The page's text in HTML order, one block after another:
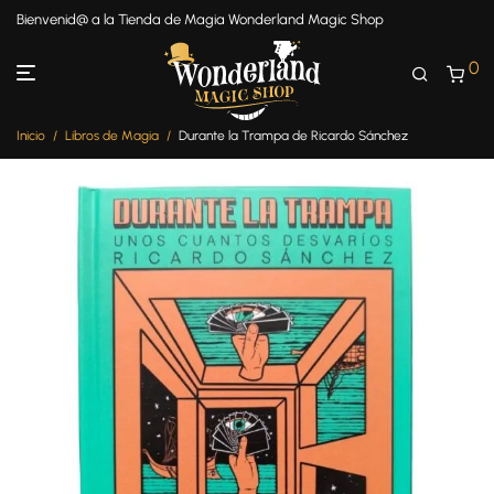
Bienvenid@ a la Tienda de Magia Wonderland Magic Shop
0
Inicio / Libros de Magia / Durante la Trampa de Ricardo Sánchez